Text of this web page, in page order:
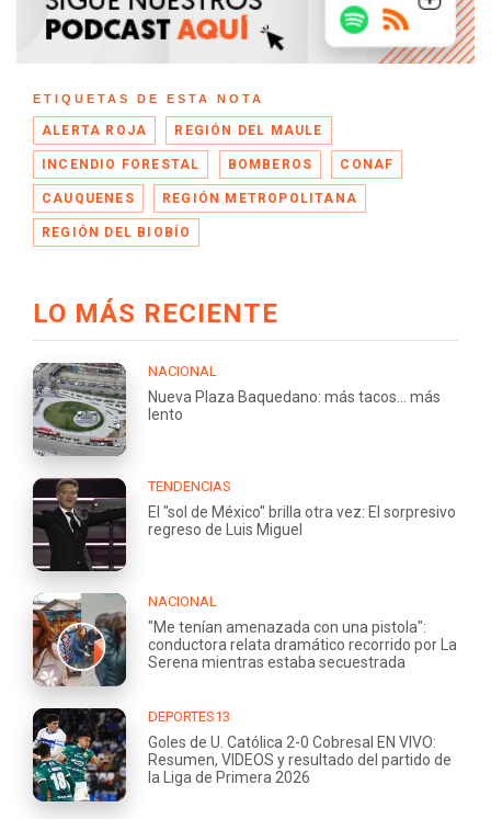
ETIQUETAS DE ESTA NOTA
ALERTA ROJA REGIÓN DEL MAULE
INCENDIO FORESTAL BOMBEROS CONAF
CAUQUENES REGIÓN METROPOLITANA
REGIÓN DEL BIOBÍO
LO MÁS RECIENTE
NACIONAL
Nueva Plaza Baquedano: más tacos... más
lento
TENDENCIAS
El "sol de México" brilla otra vez: El sorpresivo
regreso de Luis Miguel
NACIONAL
"Me tenían amenazada con una pistola":
conductora relata dramático recorrido por La
Serena mientras estaba secuestrada
DEPORTES13
Goles de U. Católica 2-0 Cobresal EN VIVO:
Resumen, VIDEOS y resultado del partido de
la Liga de Primera 2026